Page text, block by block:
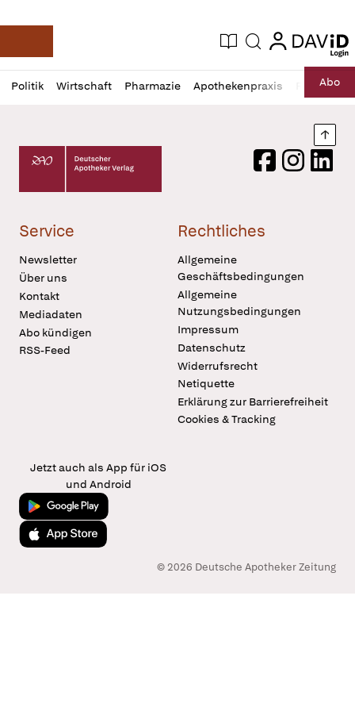
Deutsche Apotheker Zeitung
Aktuelle Ausgabe
Suche login
login
Politik Wirtschaft Pharmazie Apothekenpraxis RechtAbo
Profil
öffnen
Daz
Pur
Deutscher Apotheker Verlag Logo
FacebookInstagram
Service
Newsletter
Über uns
Kontakt
Mediadaten
Abo kündigen
RSS-Feed
Rechtliches
Allgemeine
Geschäftsbedingungen
Allgemeine
Nutzungsbedingungen
Impressum
Datenschutz
Widerrufsrecht
Netiquette
Erklärung zur Barrierefreiheit
Cookies & Tracking
Jetzt auch als App für iOS
und Android
Jetzt bei Google Play
Laden im App Store
© 2026 Deutsche Apotheker Zeitung